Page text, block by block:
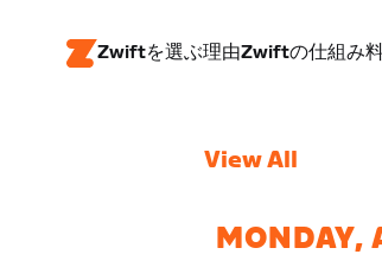
Zwiftを選ぶ理由Zwiftの仕組み
View All
MONDAY,